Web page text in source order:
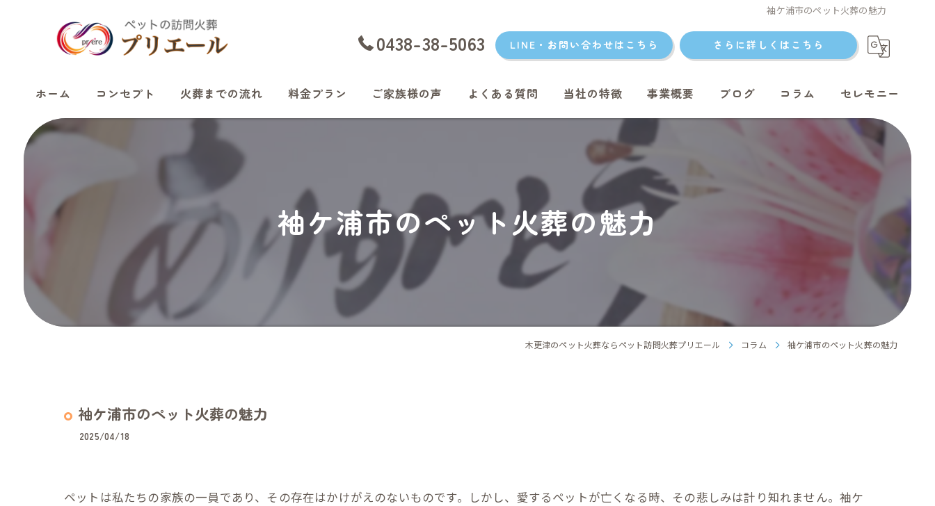
袖ケ浦市のペット火葬の魅力
0438-38-5063 LINE・お問い合わせはこちら さらに詳しくはこちら
ホーム コンセプト 火葬までの流れ 料金プラン ご家族様の声 よくある質問 当社の特徴
君津のペット火葬
富津のペット火葬
袖ケ浦のペット火葬
事業概要 ブログ コラム セレモニー
袖ケ浦市のペット火葬の魅力
木更津のペット火葬ならペット訪問火葬プリエール コラム 袖ケ浦市のペット火葬の魅力
袖ケ浦市のペット火葬の魅力
2025/04/18
ペットは私たちの家族の一員であり、その存在はかけがえのないものです。しかし、愛するペットが亡くなる時、その悲しみは計り知れません。袖ケ